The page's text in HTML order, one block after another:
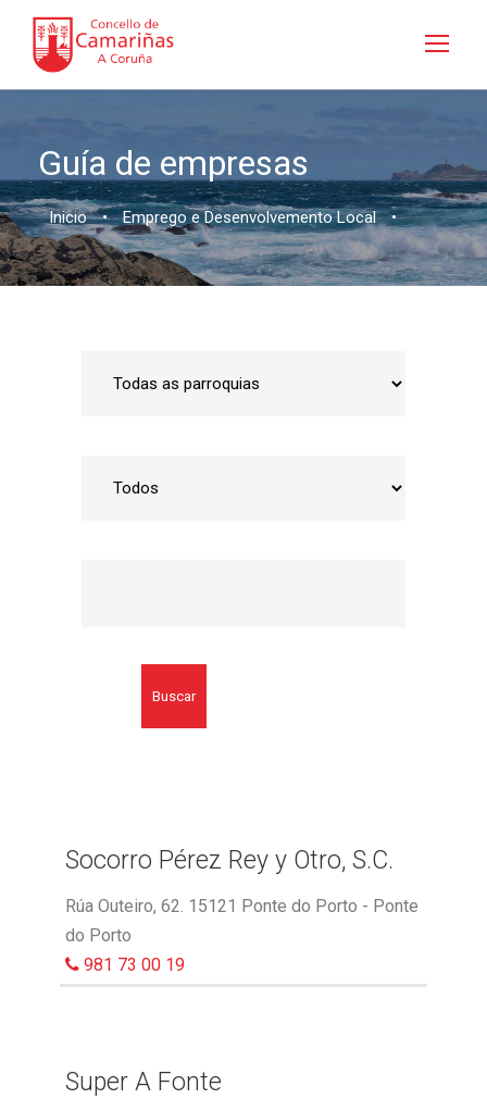
Guía de empresas
Inicio • Emprego e Desenvolvemento Local •
Buscar
Socorro Pérez Rey y Otro, S.C.
Rúa Outeiro, 62. 15121 Ponte do Porto - Ponte
do Porto
981 73 00 19
Super A Fonte